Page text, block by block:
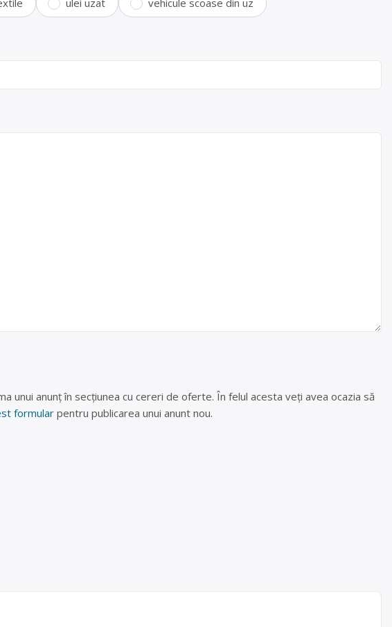
ulei uzat vehicule scoase din uz
unui anunț în secțiunea cu cereri de oferte. În felul acesta veți avea ocazia să
formularpentru publicarea unui anunt nou.